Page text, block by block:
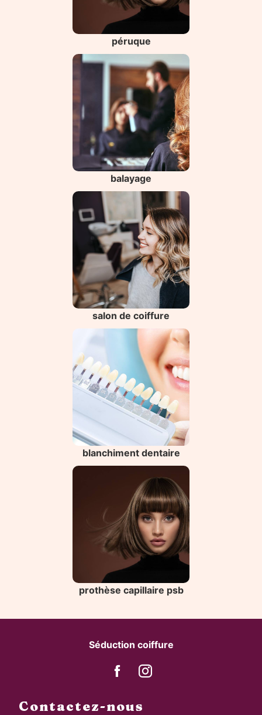
péruque
balayage
salon de coiffure
blanchiment dentaire
prothèse capillaire psb
Séduction coiffure
Contactez-nous